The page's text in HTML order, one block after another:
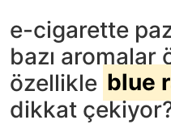
e-cigarette
bazı aromalar
özellikle blue
dikkat